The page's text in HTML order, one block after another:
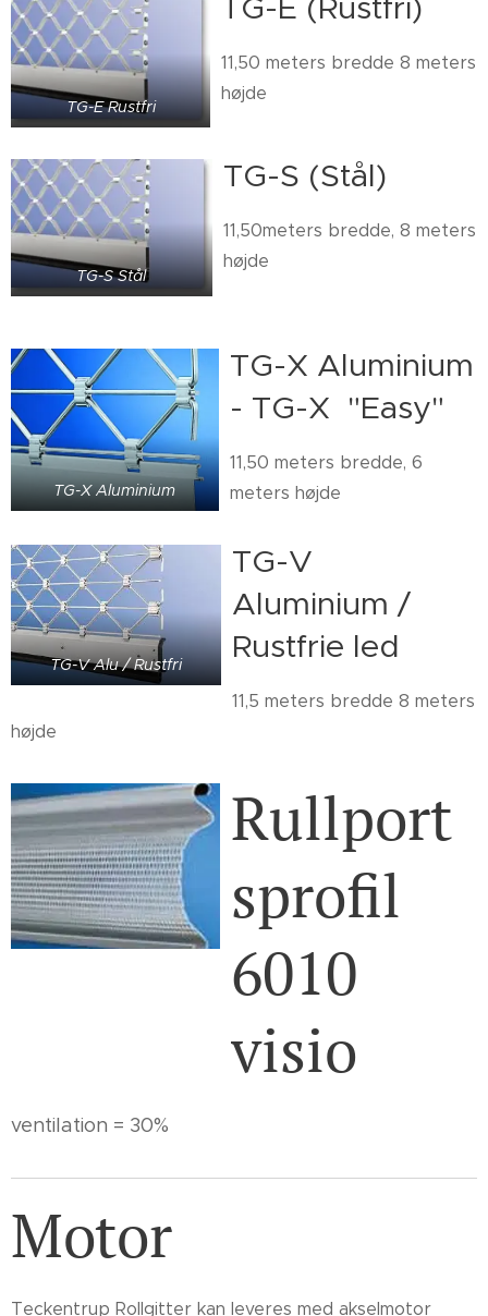
TG-E Rustfri
TG-E (Rustfri)
11,50 meters bredde 8 meters
højde
TG-S Stål
TG-S (Stål)
11,50meters bredde, 8 meters
højde
TG-X Aluminium
TG-X Aluminium
- TG-X "Easy"
11,50 meters bredde, 6
meters højde
TG-V Alu / Rustfri
TG-V
Aluminium /
Rustfrie led
11,5 meters bredde 8 meters
højde
Rullport
sprofil
6010
visio
ventilation = 30%
Motor
Teckentrup Rollgitter kan leveres med akselmotor